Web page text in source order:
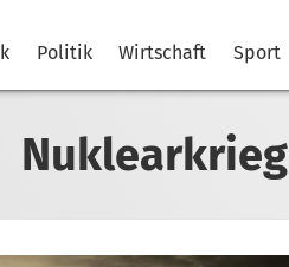
Politik Wirtschaft Sport
Nuklearkrieg